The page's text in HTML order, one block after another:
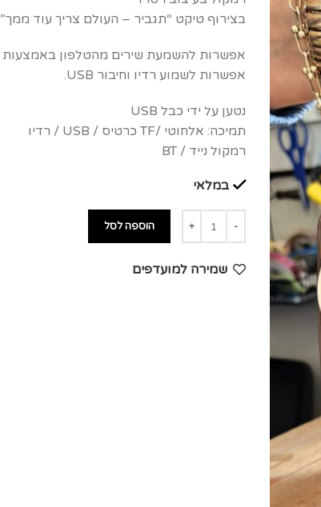
בצירוף טיקט “תגביר – העולם צריך עוד ממך”
אפשרות להשמעת שירים מהטלפון באמצעות BT (בלוטוס)
אפשרות לשמוע רדיו וחיבור USB.
נטען על ידי כבל USB
תמיכה: אלחוטי /TF כרטיס / USB /
רדיו
רמקול נייד / BT
במלאי
הוספה לסל
שמירה למועדפים